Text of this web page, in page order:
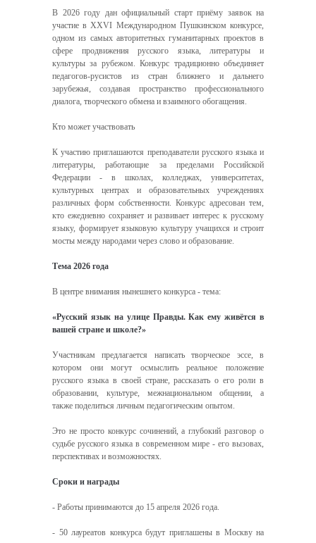
В 2026 году дан официальный старт приёму заявок на
участие в XXVI Международном Пушкинском конкурсе,
одном из самых авторитетных гуманитарных проектов в
сфере продвижения русского языка, литературы и
культуры за рубежом. Конкурс традиционно объединяет
педагогов-русистов из стран ближнего и дальнего
зарубежья, создавая пространство профессионального
диалога, творческого обмена и взаимного обогащения.
Кто может участвовать
К участию приглашаются преподаватели русского языка и
литературы, работающие за пределами Российской
Федерации - в школах, колледжах, университетах,
культурных центрах и образовательных учреждениях
различных форм собственности. Конкурс адресован тем,
кто ежедневно сохраняет и развивает интерес к русскому
языку, формирует языковую культуру учащихся и строит
мосты между народами через слово и образование.
Тема 2026 года
В центре внимания нынешнего конкурса - тема:
«Русский язык на улице Правды. Как ему живётся в
вашей стране и школе?»
Участникам предлагается написать творческое эссе, в
котором они могут осмыслить реальное положение
русского языка в своей стране, рассказать о его роли в
образовании, культуре, межнациональном общении, а
также поделиться личным педагогическим опытом.
Это не просто конкурс сочинений, а глубокий разговор о
судьбе русского языка в современном мире - его вызовах,
перспективах и возможностях.
Сроки и награды
- Работы принимаются до 15 апреля 2026 года.
- 50 лауреатов конкурса будут приглашены в Москву на